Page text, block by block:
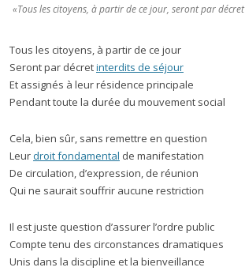
«Tous les citoyens, à partir de ce jour, seront par
Tous les citoyens, à partir de ce jour
Seront par décretinterdits de séjour
Et assignés à leur résidence principale
Pendant toute la durée du mouvement social
Cela, bien sûr, sans remettre en question
Leurdroit fondamental de manifestation
De circulation, d’expression, de réunion
Qui ne saurait souffrir aucune restriction
Il est juste question d’assurer l’ordre public
Compte tenu des circonstances dramatiques
Unis dans la discipline et la bienveillance